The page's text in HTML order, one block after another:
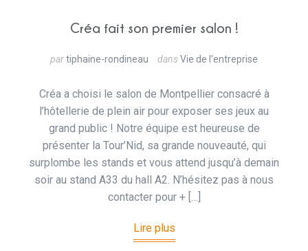
Créa fait son premier salon !
partiphaine-rondineau dans Vie de l'entreprise
Créa a choisi le salon de Montpellier consacré à
l’hôtellerie de plein air pour exposer ses jeux au
grand public ! Notre équipe est heureuse de
présenter la Tour’Nid, sa grande nouveauté, qui
surplombe les stands et vous attend jusqu’à demain
soir au stand A33 du hall A2. N’hésitez pas à nous
contacter pour + […]
Lire plus